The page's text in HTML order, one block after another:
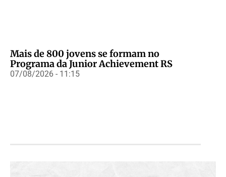
Mais de 800 jovens se formam no
Programa da Junior Achievement RS
07/08/2026 - 11:15